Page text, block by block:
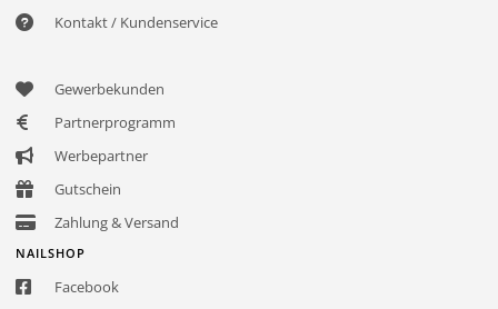
Kontakt / Kundenservice
Gewerbekunden
Partnerprogramm
Werbepartner
Gutschein
Zahlung & Versand
NAILSHOP
Facebook